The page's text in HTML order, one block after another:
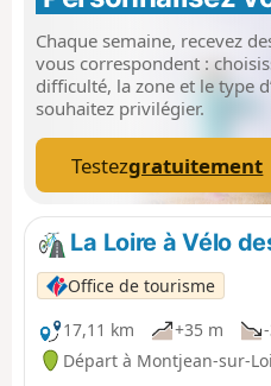
et l'entrée dans
périple de trois jours.
Chaque semaine, recevez
vous correspondent :
difficulté, la zone et le type
souhaitez privilégier.
Testezgratuitement
La Loire à Vélo
Office de tourisme
17,11 km
+35 m
Départ à Montjean-sur-